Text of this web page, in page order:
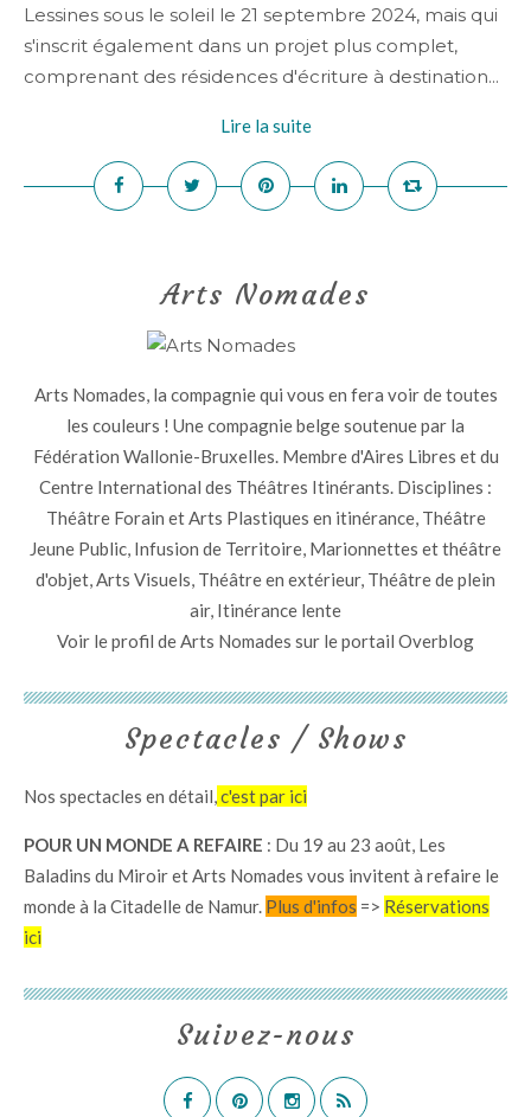
Lessines sous le soleil le 21 septembre 2024, mais qui
s'inscrit également dans un projet plus complet,
comprenant des résidences d'écriture à destination...
Lire la suite
Arts Nomades
Arts Nomades, la compagnie qui vous en fera voir de toutes
les couleurs ! Une compagnie belge soutenue par la
Fédération Wallonie-Bruxelles. Membre d'Aires Libres et du
Centre International des Théâtres Itinérants. Disciplines :
Théâtre Forain et Arts Plastiques en itinérance, Théâtre
Jeune Public, Infusion de Territoire, Marionnettes et théâtre
d'objet, Arts Visuels, Théâtre en extérieur, Théâtre de plein
air, Itinérance lente
Voir le profil deArts Nomades sur le portail Overblog
Suivez-nous
Spectacles / Shows
Nos spectacles en détail,c'est par ici
POUR UN MONDE A REFAIRE : Du 19 au 23 août, Les
Baladins du Miroir et Arts Nomades vous invitent à refaire le
monde à la Citadelle de Namur. Plus d'infos => Réservations
ici